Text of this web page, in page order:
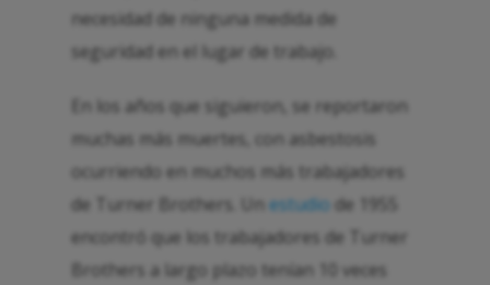
necesidad de ninguna medida de
seguridad en el lugar de trabajo.
En los años que siguieron, se reportaron
muchas más muertes, con asbestosis
ocurriendo en muchos más trabajadores
de Turner Brothers. Un estudio de 1955
encontró que los trabajadores de Turner
Brothers a largo plazo tenían 10 veces